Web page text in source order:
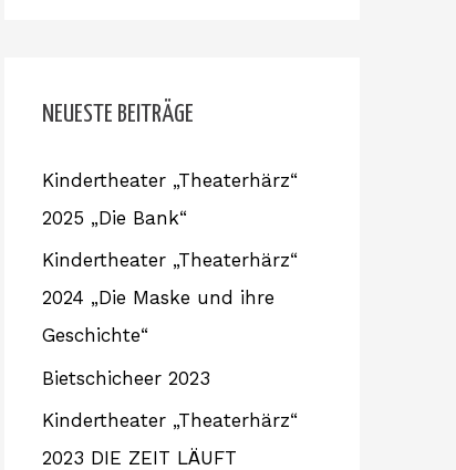
e
n
a
c
h
:
NEUESTE BEITRÄGE
Kindertheater „Theaterhärz“
2025 „Die Bank“
Kindertheater „Theaterhärz“
2024 „Die Maske und ihre
Geschichte“
Bietschicheer 2023
Kindertheater „Theaterhärz“
2023 DIE ZEIT LÄUFT